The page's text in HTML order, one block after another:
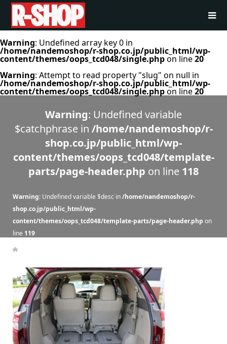
Warning: Undefined array key 0 in
/home/nandemoshop/r-shop.co.jp/public_html/wp-
content/themes/oops_tcd048/single.phpon line20
Warning: Attempt to read property "slug" on null in
/home/nandemoshop/r-shop.co.jp/public_html/wp-
content/themes/oops_tcd048/single.phpon line20
Warning: Undefined variable
$catchphrase in /home/nandemoshop/r-
shop.co.jp/public_html/wp-
content/themes/oops_tcd048/template-
parts/page-header.php on line 118
Warning: Undefined variable $desc in/home/nandemoshop/r-
shop.co.jp/public_html/wp-
content/themes/oops_tcd048/template-parts/page-header.php on
line 119